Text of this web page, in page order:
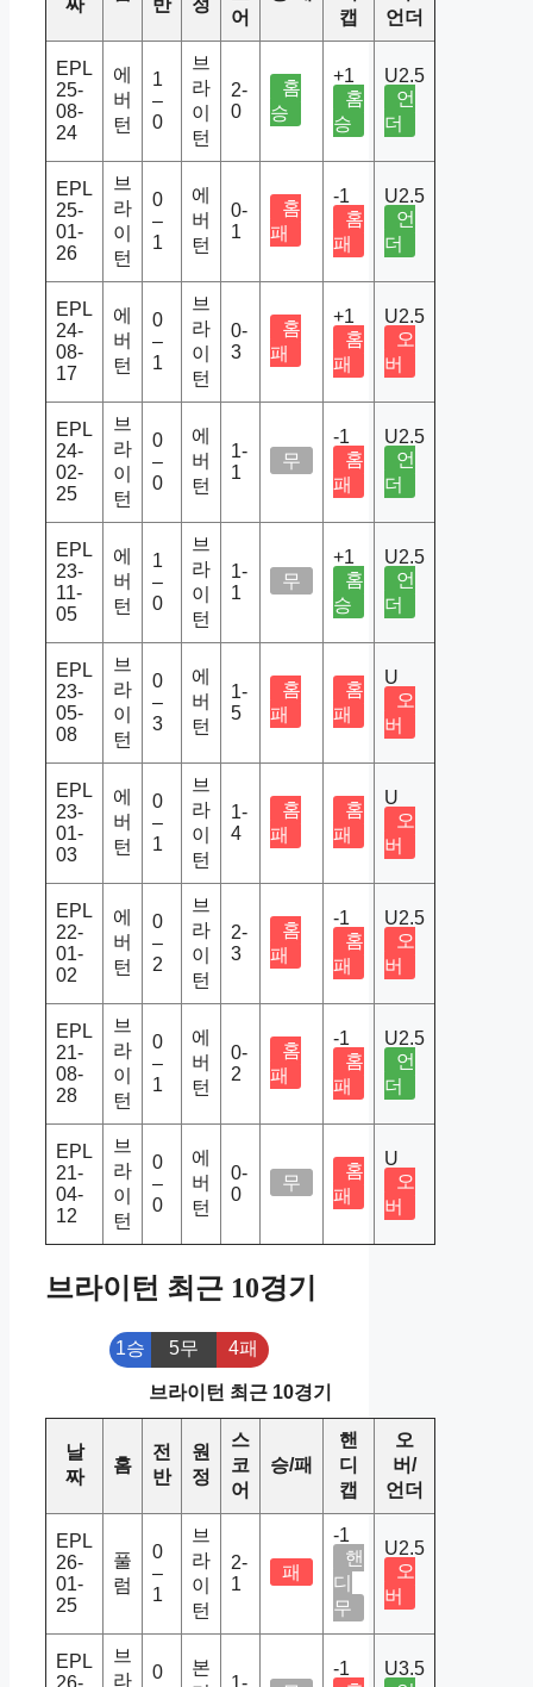
어
캡
언더
EPL
25-
08-
24
에
버
턴
1
–
0
브
라
이
턴
2-
0
홈
승
+1
홈
승
U2.5
언
더
EPL
25-
01-
26
브
라
이
턴
0
–
1
에
버
턴
0-
1
홈
패
-1
홈
패
U2.5
언
더
EPL
24-
08-
17
에
버
턴
0
–
1
브
라
이
턴
0-
3
홈
패
+1
홈
패
U2.5
오
버
EPL
24-
02-
25
브
라
이
턴
0
–
0
에
버
턴
1-
1
무
-1
홈
패
U2.5
언
더
EPL
23-
11-
05
에
버
턴
1
–
0
브
라
이
턴
1-
1
무
+1
홈
승
U2.5
언
더
EPL
23-
05-
08
브
라
이
턴
0
–
3
에
버
턴
1-
5
홈
패
홈
패
U
오
버
EPL
23-
01-
03
에
버
턴
0
–
1
브
라
이
턴
1-
4
홈
패
홈
패
U
오
버
EPL
22-
01-
02
에
버
턴
0
–
2
브
라
이
턴
2-
3
홈
패
-1
홈
패
U2.5
오
버
EPL
21-
08-
28
브
라
이
턴
0
–
1
에
버
턴
0-
2
홈
패
-1
홈
패
U2.5
언
더
EPL
21-
04-
12
브
라
이
턴
0
–
0
에
버
턴
0-
0
무
홈
패
U
오
버
브라이턴 최근 10경기
1승 5무 4패
브라이턴 최근 10경기
날
짜
홈
전
반
원
정
스
코
어
승/패
핸
디
캡
오
버/
언더
EPL
26-
01-
25
풀
럼
0
–
1
브
라
이
턴
2-
1
패
-1
핸
디
무
U2.5
오
버
EPL
26-
브
라
0
본
1-
-1
U3.5